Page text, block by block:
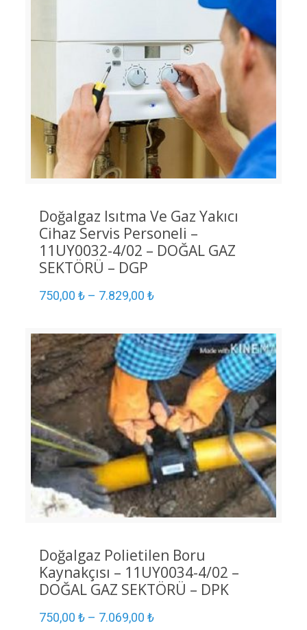
Doğalgaz Isıtma Ve Gaz Yakıcı
Cihaz Servis Personeli –
11UY0032-4/02 – DOĞAL GAZ
SEKTÖRÜ – DGP
750,00 ₺– 7.829,00 ₺
Doğalgaz Polietilen Boru
Kaynakçısı – 11UY0034-4/02 –
DOĞAL GAZ SEKTÖRÜ – DPK
750,00 ₺– 7.069,00 ₺